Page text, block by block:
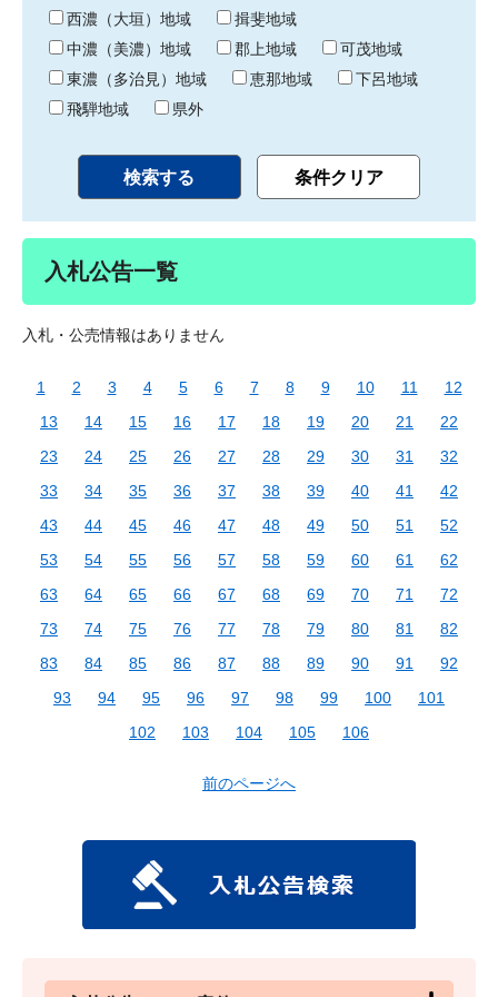
り 西濃（大垣）地域
揖斐地域
中濃（美濃）地域
郡上地域
可茂地域
東濃（多治見）地域
恵那地域
下呂地域
飛騨地域
県外
入札公告一覧
入札・公売情報はありません
1 2 3 4 5 6 7 8 9 10 11
12
13
14 15 16 17 18 19 20 21
22
23
24 25 26 27 28 29 30 31
32
33
34 35 36 37 38 39 40 41
42
43
44 45 46 47 48 49 50 51
52
53
54 55 56 57 58 59 60 61
62
63
64 65 66 67 68 69 70 71
72
73
74 75 76 77 78 79 80 81
82
83
84 85 86 87 88 89 90 91
92
93
94 95 96 97 98 99 100
101
102
103 104 105 106
前のページへ